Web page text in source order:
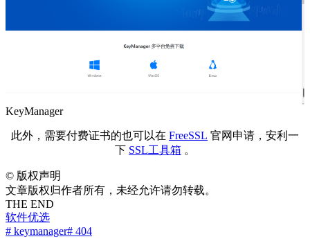
KeyManager
此外，需要付费证书的也可以在 FreeSSL 官网申请，安利一
下 SSL工具箱 。
© 版权声明
文章版权归作者所有，未经允许请勿转载。
THE END
软件优选
# keymanager# 404